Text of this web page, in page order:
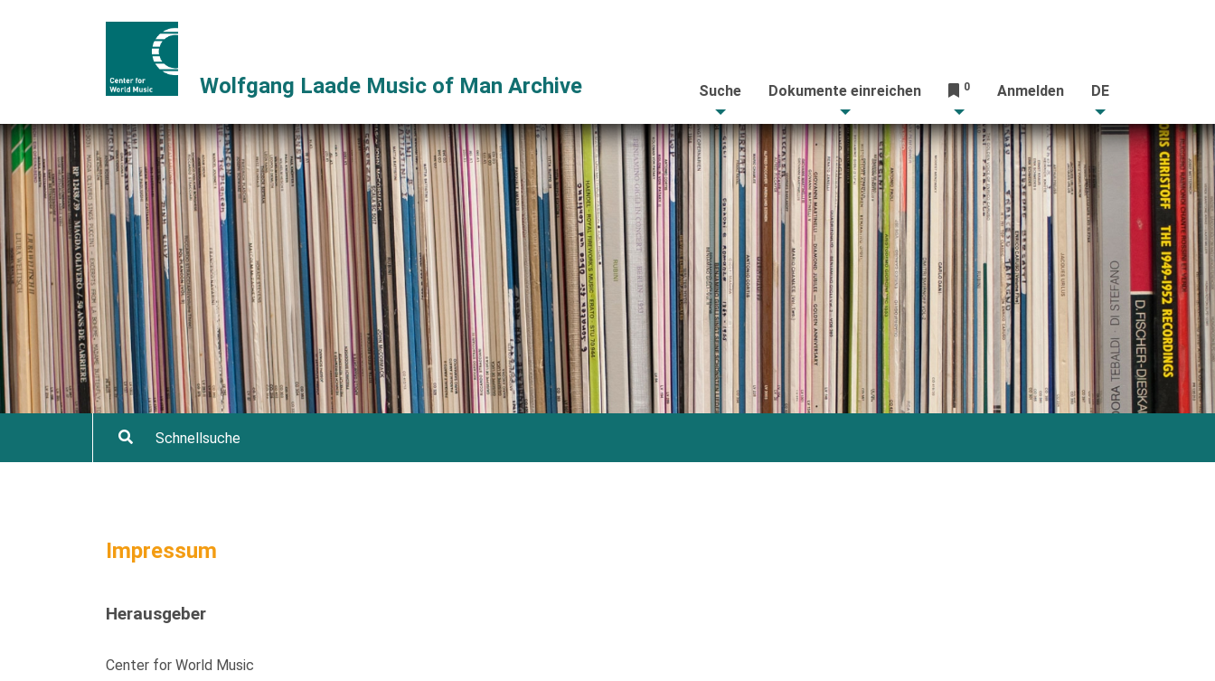
Wolfgang Laade Music of Man Archive Suche Dokumente einreichen 0 Anmelden DE
Impressum
Herausgeber
Center for World Music